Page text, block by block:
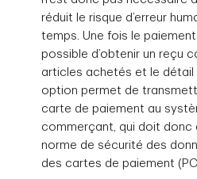
réduit le risque d’erreur
temps. Une fois le
possible d’obtenir un reçu
articles achetés et le détail
option permet de
carte de paiement au
commerçant, qui doit donc
norme de sécurité des
des cartes de paiement